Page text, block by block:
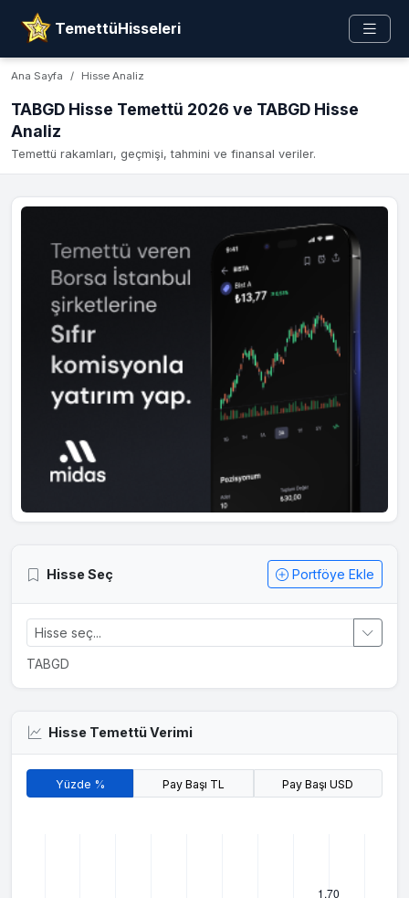
TemettüHisseleri
Ana Sayfa Hisse Analiz
TABGD Hisse Temettü 2026 ve TABGD Hisse
Analiz
Temettü rakamları, geçmişi, tahmini ve finansal veriler.
Hisse Seç Portföye Ekle
TABGD
Hisse Temettü Verimi
Yüzde % Pay Başı TL Pay Başı USD